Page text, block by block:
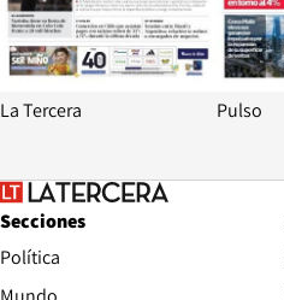
La Tercera Pulso
Secciones
Política